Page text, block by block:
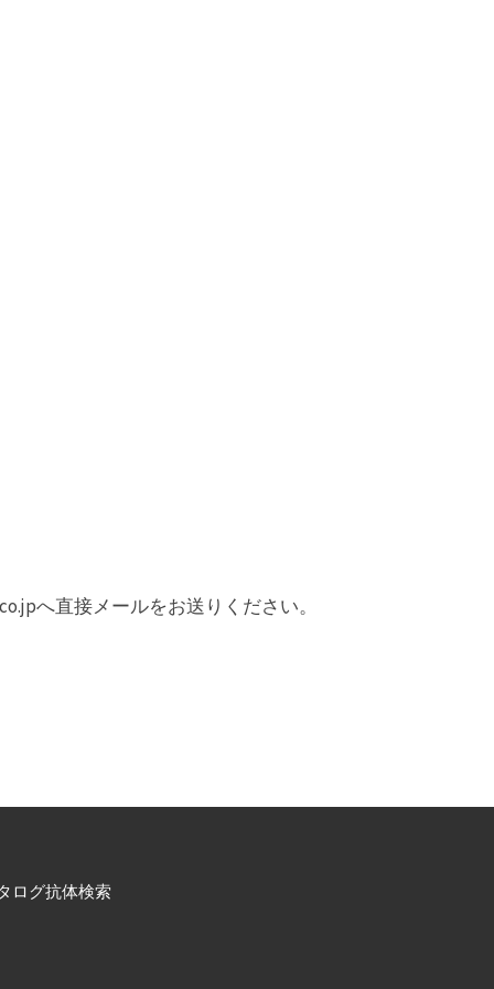
へ直接メールをお送りください。
ログ抗体検索